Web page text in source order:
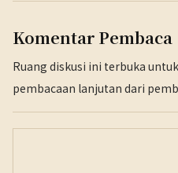
Komentar Pembaca
Ruang diskusi ini terbuka
pembacaan lanjutan dari